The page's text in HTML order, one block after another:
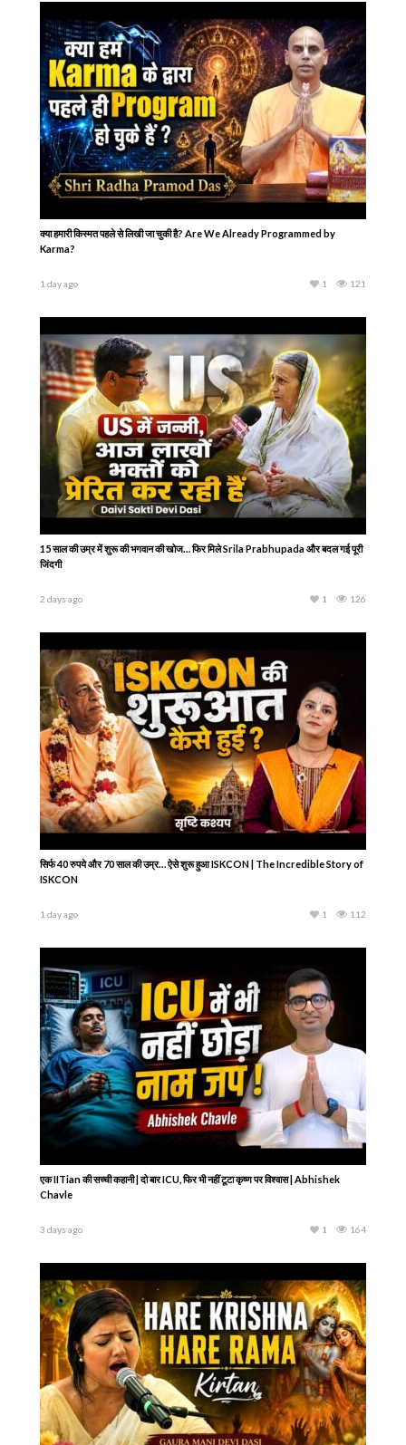
क्या हमारी किस्मत पहले से लिखी जा चुकी है? Are We Already Programmed by
Karma?
1 day ago 121
1
15 साल की उम्र में शुरू की भगवान की खोज… फिर मिले Srila Prabhupada और बदल गई पूरी
जिंदगी
2 days ago 126
1
सिर्फ 40 रुपये और 70 साल की उम्र… ऐसे शुरू हुआ ISKCON | The Incredible Story of
ISKCON
1 day ago 112
1
एक IITian की सच्ची कहानी | दो बार ICU, फिर भी नहीं टूटा कृष्ण पर विश्वास | Abhishek
Chavle
3 days ago 164
1